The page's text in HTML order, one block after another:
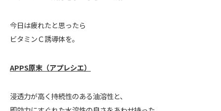
今日は疲れたと思ったら
ビタミンＣ誘導体を。
APPS原末（アプレシエ）
浸透力が高く持続性のある油溶性と、